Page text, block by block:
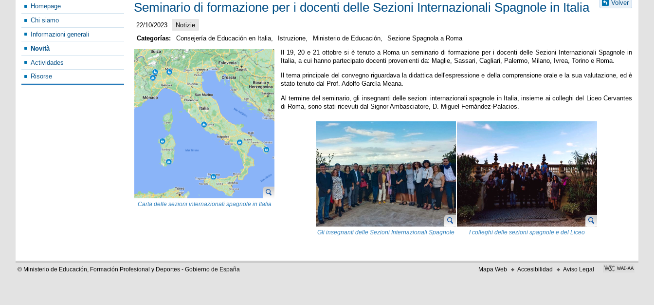
Homepage
Chi siamo
Informazioni generali
Novità
Actividades
Risorse
Volver
Seminario di formazione per i docenti delle Sezioni Internazionali Spagnole in Italia
22/10/2023
Notizie
Categorías:
Consejería de Educación en Italia, Istruzione, Ministerio de Educación, Sezione Spagnola a Roma
Carta delle sezioni internazionali spagnole in Italia
Il 19, 20 e 21 ottobre si è tenuto a Roma un seminario di formazione per i docenti delle Sezioni Internazionali Spagnole in
Italia, a cui hanno partecipato docenti provenienti da: Maglie, Sassari, Cagliari, Palermo, Milano, Ivrea, Torino e Roma.
Il tema principale del convegno riguardava la didattica dell'espressione e della comprensione orale e la sua valutazione, ed è
stato tenuto dal Prof. Adolfo García Meana.
Al termine del seminario, gli insegnanti delle sezioni internazionali spagnole in Italia, insieme ai colleghi del Liceo Cervantes
di Roma, sono stati ricevuti dal Signor Ambasciatore, D. Miguel Fernández-Palacios.
Gli insegnanti delle Sezioni Internazionali Spagnole
I colleghi delle sezioni spagnole e del Liceo
© Ministerio de Educación, Formación Profesional y Deportes - Gobierno de España Mapa Web Accesibilidad Aviso Legal